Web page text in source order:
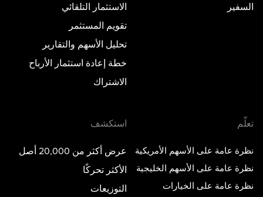
السفير
الاستثمار التلقائي
تقويم المستثمر
تحليل الأسهم والتقارير
خطة إعادة استثمار الأرباح
الاشتراك
تعلّم
نظرة عامة على الأسهم الأمريكية
نظرة عامة على الأسهم الخليجية
نظرة عامة على الخيارات
استكشف
عرض أكثر من 20,000 أصل
الأكثر تحركًا
التوزيعات